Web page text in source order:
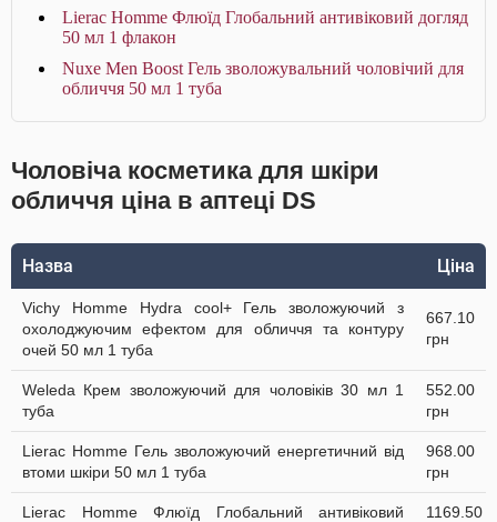
Lierac Homme Флюїд Глобальний антивіковий догляд
50 мл 1 флакон
Nuxe Men Boost Гель зволожувальний чоловічий для
обличчя 50 мл 1 туба
Чоловіча косметика для шкіри
обличчя ціна в аптеці DS
Назва Ціна
Vichy Homme Hydra cool+ Гель зволожуючий з
охолоджуючим ефектом для обличчя та контуру
очей 50 мл 1 туба
667.10
грн
Weleda Крем зволожуючий для чоловіків 30 мл 1
туба
552.00
грн
Lierac Homme Гель зволожуючий енергетичний від
втоми шкіри 50 мл 1 туба
968.00
грн
Lierac Homme Флюїд Глобальний антивіковий
1169.50